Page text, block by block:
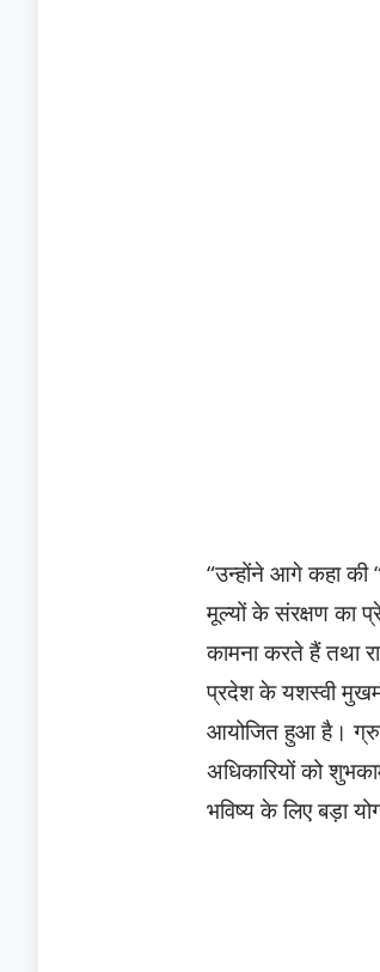
“उन्होंने आगे कहा की
मूल्यों के संरक्षण का
कामना करते हैं तथा
प्रदेश के यशस्वी
आयोजित हुआ है। ग्रुप
अधिकारियों को
भविष्य के लिए बड़ा